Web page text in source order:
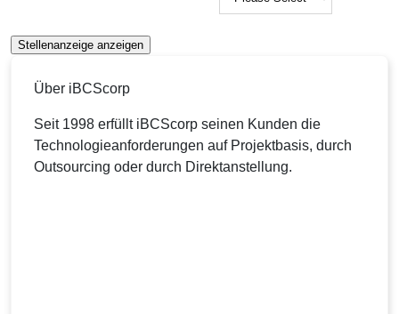
Stellenanzeige anzeigen
Über iBCScorp
Seit 1998 erfüllt iBCScorp seinen Kunden die
Technologieanforderungen auf Projektbasis, durch
Outsourcing oder durch Direktanstellung.